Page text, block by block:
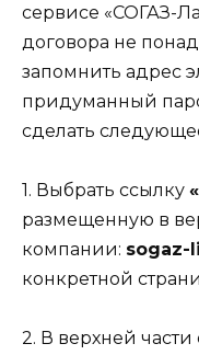
сервисе «СОГАЗ-
договора не
запомнить адрес
придуманный
сделать
1. Выбрать ссылку
размещенную в
компании: sogaz-
конкретной
2. В верхней части